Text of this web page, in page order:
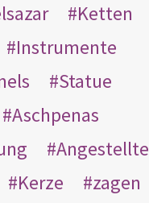
Ketten
Instrumente
Statue
Aschpenas
Angestellte
Kerze
zagen